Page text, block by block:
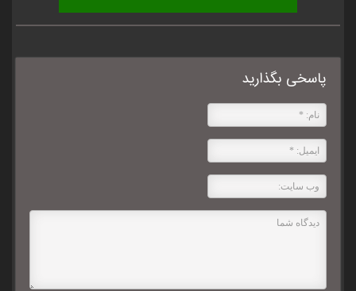
پاسخی بگذارید